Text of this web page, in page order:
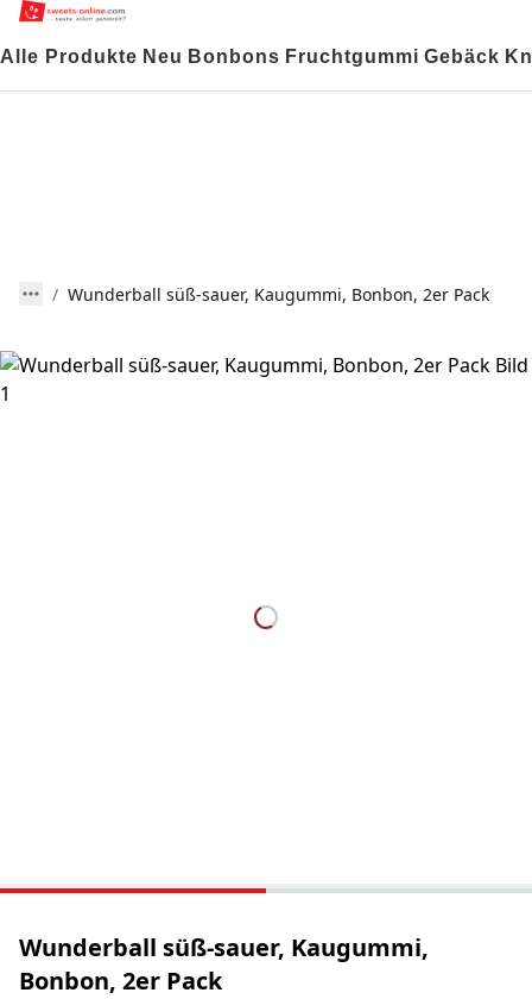
Alle Produkte Neu Bonbons Fruchtgummi Gebäck
Wunderball süß-sauer, Kaugummi, Bonbon, 2er Pack
Wunderball süß-sauer, Kaugummi,
Bonbon, 2er Pack